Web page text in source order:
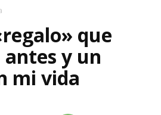
que
y un
mi vida